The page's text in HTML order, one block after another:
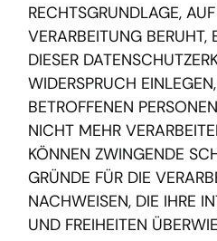
RECHTSGRUNDLAGE,
VERARBEITUNG BERUHT,
DIESER
WIDERSPRUCH
BETROFFENEN
NICHT MEHR
KÖNNEN ZWINGENDE
GRÜNDE FÜR DIE
NACHWEISEN, DIE IHRE
UND FREIHEITEN